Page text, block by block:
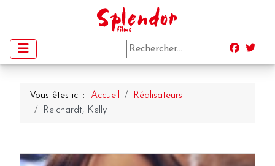
Vous êtes ici : Accueil
Réalisateurs
Reichardt, Kelly